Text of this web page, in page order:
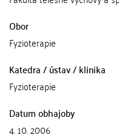
Obor
Fyzioterapie
Katedra / ústav / klinika
Fyzioterapie
Datum obhajoby
4. 10. 2006